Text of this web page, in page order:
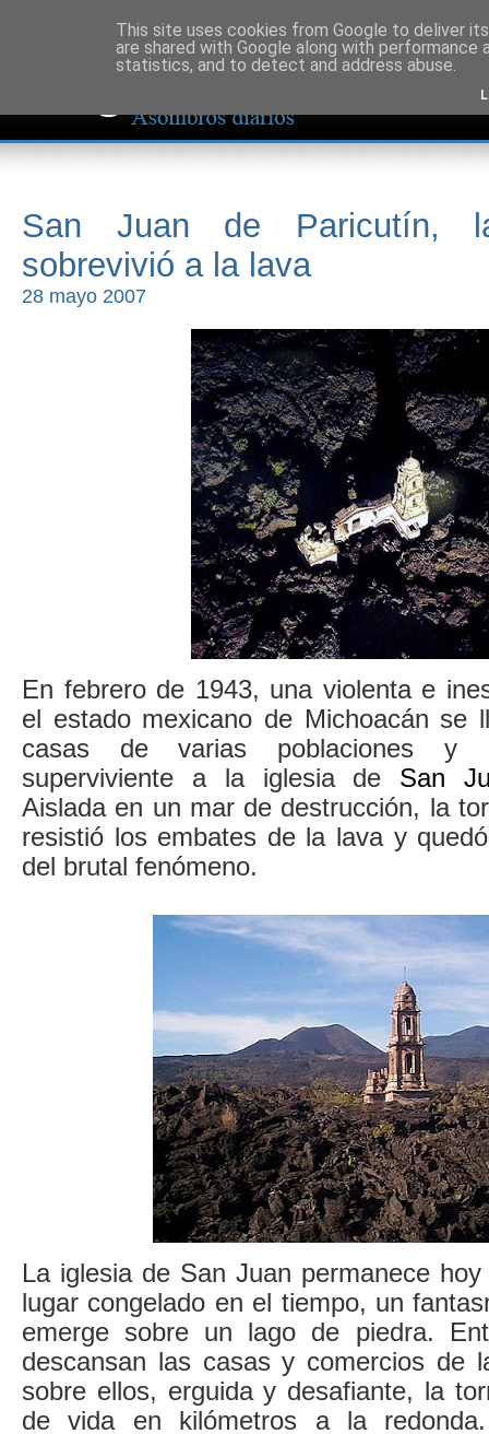
San Juan de Paricutín,
sobrevivió a la lava
28 mayo 2007
En febrero de 1943, una violenta e
el estado mexicano de Michoacán se
casas de varias poblaciones y
superviviente a la iglesia de San
Aislada en un mar de destrucción, la
resistió los embates de la lava y
del brutal fenómeno.
La iglesia de San Juan permanece
lugar congelado en el tiempo, un
emerge sobre un lago de piedra.
descansan las casas y comercios de
sobre ellos, erguida y desafiante, la
de vida en kilómetros a la
This site uses cookies from Google to deliver
are shared with Google along with
statistics, and to detect and address abuse.